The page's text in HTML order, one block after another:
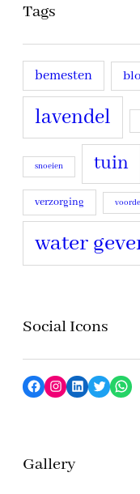
Tags
bemesten
lavendel
snoeien tuin
verzorging
water
Social Icons
F
e
I
t
L
k
T
W
Gallery